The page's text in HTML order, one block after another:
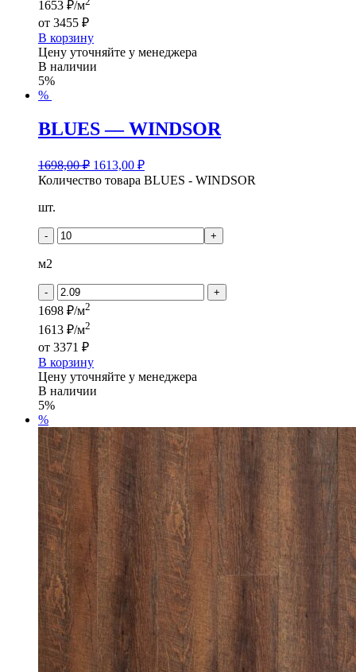
1653 ₽/м
от 3455 ₽
В корзину
Цену уточняйте у менеджера
В наличии
5%
%
BLUES — WINDSOR
1698,00₽ 1613,00 ₽
Количество товара BLUES - WINDSOR
шт.
- +
м2
- +
1698 ₽/м2
1613 ₽/м2
от 3371 ₽
В корзину
Цену уточняйте у менеджера
В наличии
5%
%